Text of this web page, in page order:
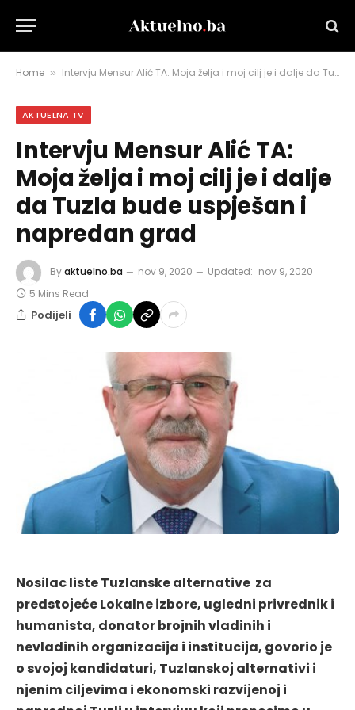
Home » Intervju Mensur Alić TA: Moja želja i moj cilj je i dalje da Tuzla bude uspješan i napredan grad
AKTUELNA TV
Intervju Mensur Alić TA:
Moja želja i moj cilj je i dalje
da Tuzla bude uspješan i
napredan grad
Byaktuelno.ba nov 9, 2020 Updated: nov 9, 2020
5 Mins Read
Podijeli
Nosilac liste Tuzlanske alternative za
predstojeće Lokalne izbore, ugledni privrednik i
humanista, donator brojnih vladinih i
nevladinih organizacija i institucija, govorio je
o svojoj kandidaturi, Tuzlanskoj alternativi i
njenim ciljevima i ekonomski razvijenoj i